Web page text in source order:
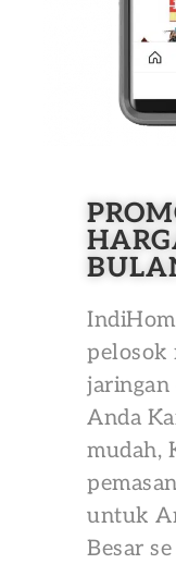
pelosok
jaringan
Anda
mudah,
untuk
Besar